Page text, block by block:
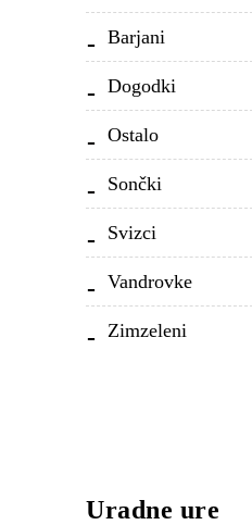
Barjani
Dogodki
Ostalo
Sončki
Svizci
Vandrovke
Zimzeleni
Uradne ure